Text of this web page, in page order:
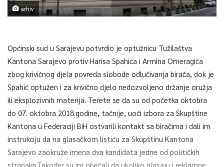
arhiv
Općinski sud u Sarajevu potvrdio je optužnicu Tužilaštva
Kantona Sarajevo protiv Harisa Spahića i Armina Omeragića
zbog krivičnog djela povreda slobode odlučivanja birača, dok je
Spahić optužen i za krivično djelo nedozvoljeno držanje oružja
ili eksplozivnih materija. Terete se da su od početka oktobra
do 07. oktobra 2018.godine, tačnije, uoči izbora za Skupštine
Kantona u Federaciji BiH ostvarili kontakt sa biračima i dali im
instrukciju da na glasačkom listiću za Skupštinu Kantona
Sarajevo zaokruže imena dva kandidata jedne od političkih
stranaka.Također su im obećali da ukoliko glasaju i reklamne